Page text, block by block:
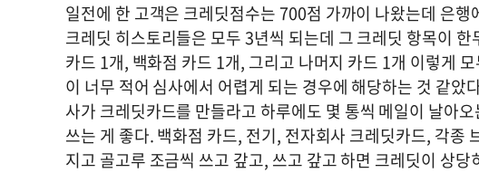
일전에 한 고객은 크레딧점수는 700점 가까이 나왔는데 은
크레딧 히스토리들은 모두 3년씩 되는데 그 크레딧 항목이
카드 1개, 백화점 카드 1개, 그리고 나머지 카드 1개 이렇게
이 너무 적어 심사에서 어렵게 되는 경우에 해당하는 것 같았
사가 크레딧카드를 만들라고 하루에도 몇 통씩 메일이 날아
쓰는 게 좋다. 백화점 카드, 전기, 전자회사 크레딧카드, 각종
지고 골고루 조금씩 쓰고 갚고, 쓰고 갚고 하면 크레딧이 상당